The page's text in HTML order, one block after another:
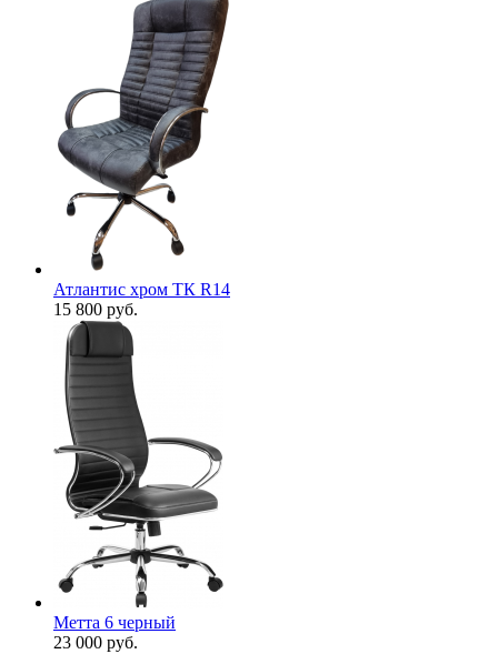
Атлантис хром ТК R14
15 800 руб.
Метта 6 черный
23 000 руб.